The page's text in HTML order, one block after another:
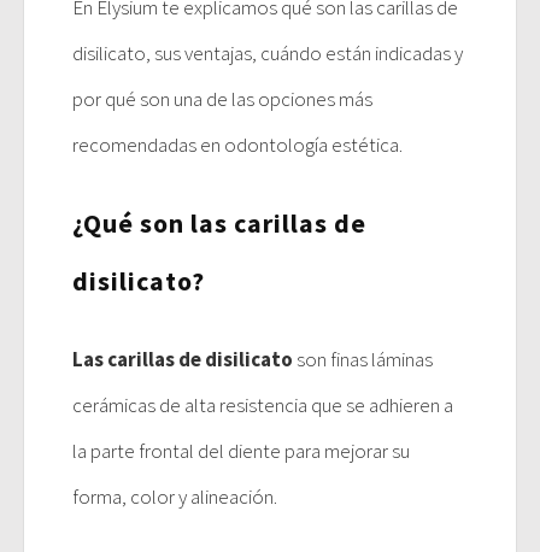
En Elysium te explicamos qué son las carillas de
disilicato, sus ventajas, cuándo están indicadas y
por qué son una de las opciones más
recomendadas en odontología estética.
¿Qué son las carillas de
disilicato?
Las carillas de disilicato son finas láminas
cerámicas de alta resistencia que se adhieren a
la parte frontal del diente para mejorar su
forma, color y alineación.